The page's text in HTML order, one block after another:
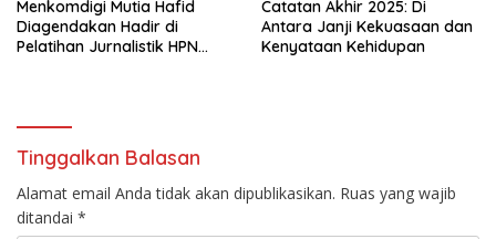
Menkomdigi Mutia Hafid
Diagendakan Hadir di
Pelatihan Jurnalistik HPN
‎Catatan Akhir 2025: Di
Antara Janji Kekuasaan dan
Kenyataan Kehidupan
Tinggalkan Balasan
Alamat email Anda tidak akan dipublikasikan. Ruas yang wajib
ditandai *